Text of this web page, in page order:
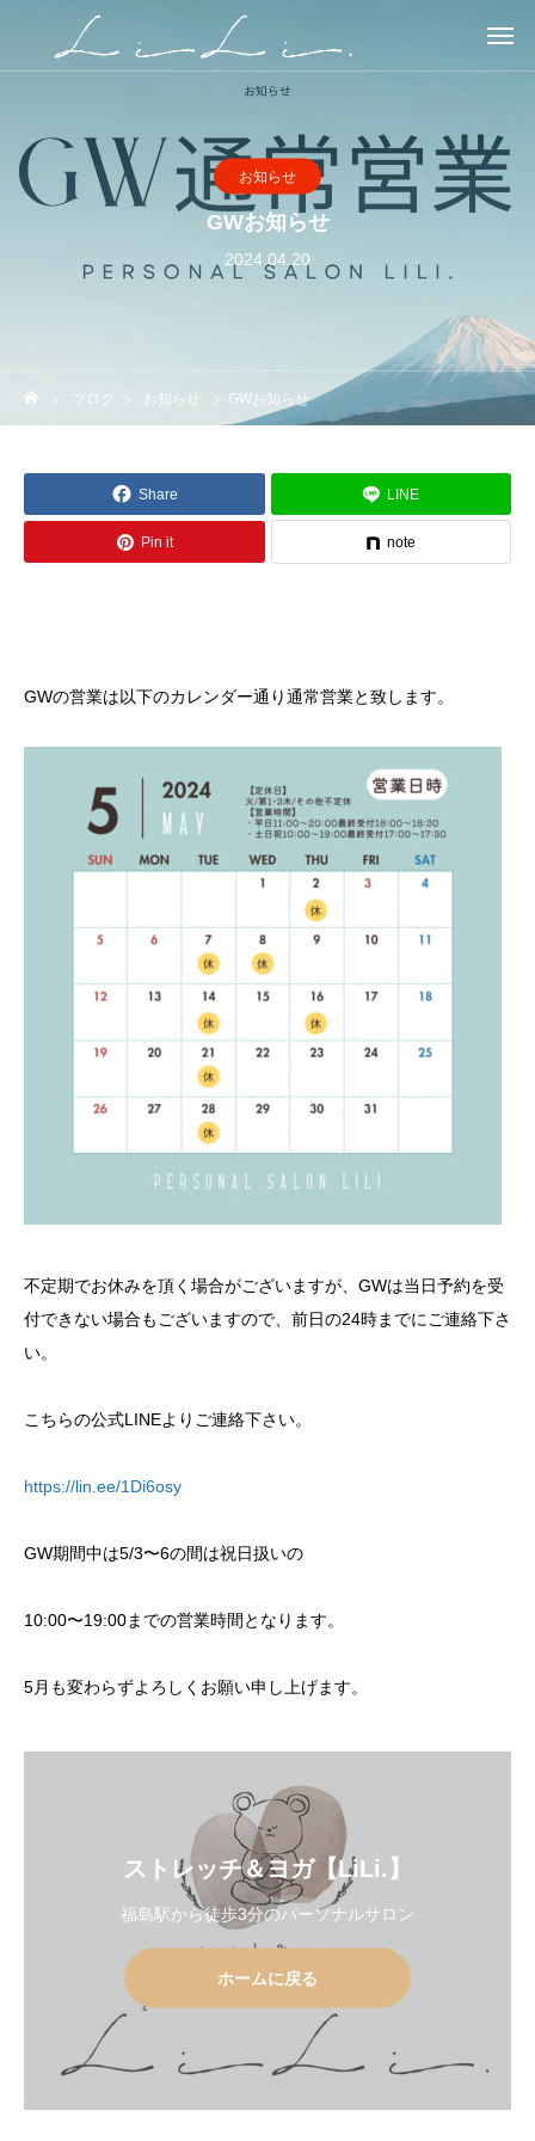
お知らせ
GWお知らせ
2024.04.20
ブログ お知らせ GWお知らせ
Share LINE
Pin it note
GWの営業は以下のカレンダー通り通常営業と致します。
不定期でお休みを頂く場合がございますが、GWは当日予約を受
付できない場合もございますので、前日の24時までにご連絡下さ
い。
こちらの公式LINEよりご連絡下さい。
https://lin.ee/1Di6osy
GW期間中は5/3〜6の間は祝日扱いの
10:00〜19:00までの営業時間となります。
5月も変わらずよろしくお願い申し上げます。
ストレッチ＆ヨガ【LiLi.】
福島駅から徒歩3分のパーソナルサロン
ホームに戻る